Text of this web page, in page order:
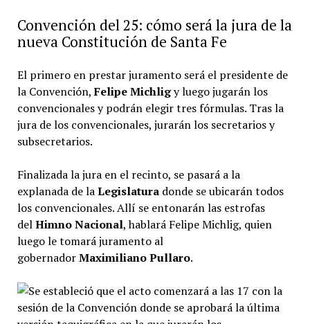
Convención del 25: cómo será la jura de la
nueva Constitución de Santa Fe
El primero en prestar juramento será el presidente de
la Convención,Felipe Michligy luego jugarán los
convencionales y podrán elegir tres fórmulas. Tras la
jura de los convencionales, jurarán los secretarios y
subsecretarios.
Finalizada la jura en el recinto, se pasará a la
explanada de laLegislatura donde se ubicarán todos
los convencionales. Allí se entonarán las estrofas
delHimno Nacional, hablará Felipe Michlig, quien
luego le tomará juramento al
gobernadorMaximiliano Pullaro.